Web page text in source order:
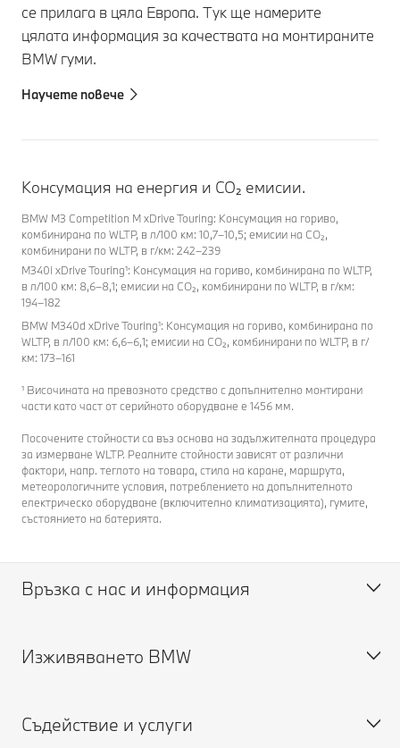
се прилага в цяла Европа. Тук ще намерите
цялата информация за качествата на монтираните
BMW гуми.
Научете повече
Консумация на енергия и CO₂ емисии.
BMW M3 Competition M xDrive Touring: Консумация на гориво,
комбинирана по WLTP, в л/100 км: 10,7–10,5; емисии на CO₂,
комбинирани по WLTP, в г/км: 242–239
M340i xDrive Touring¹: Консумация на гориво, комбинирана по WLTP,
в л/100 км: 8,6–8,1; емисии на CO₂, комбинирани по WLTP, в г/км:
194–182
BMW M340d xDrive Touring¹: Консумация на гориво, комбинирана по
WLTP, в л/100 км: 6,6–6,1; емисии на CO₂, комбинирани по WLTP, в г/
км: 173–161
¹ Височината на превозното средство с допълнително монтирани
части като част от серийното оборудване е 1456 мм.
Посочените стойности са въз основа на задължителната процедура
за измерване WLTP. Реалните стойности зависят от различни
фактори, напр. теглото на товара, стила на каране, маршрута,
метеорологичните условия, потреблението на допълнителното
електрическо оборудване (включително климатизацията), гумите,
състоянието на батерията.
Връзка с нас и информация
Помощ и контакт
Genius онлайн (ЧЗВ)
Изживяването BMW
BMW Кариери
Съдействие и услуги